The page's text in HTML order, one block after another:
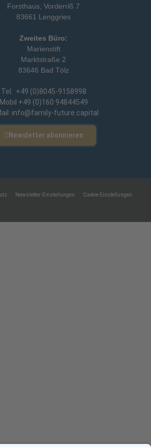
Forsthaus, Vorderriß 7
83661 Lenggries
Zweites Büro:
Marienstift
Marktstraße 2
83646 Bad Tölz
Tel. +49 (0)8045-9158998
Mobil +49 (0)160 94844549
info@family-future.capital
Newsletter abonnieren
Newsletter-Einstellungen Cookie-Einstellungen